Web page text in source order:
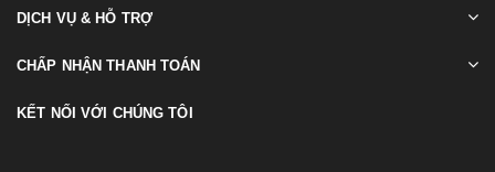
DỊCH VỤ & HỖ TRỢ
CHẤP NHẬN THANH TOÁN
KẾT NỐI VỚI CHÚNG TÔI